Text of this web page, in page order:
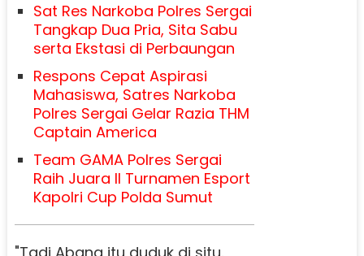
Sat Res Narkoba Polres Sergai
Tangkap Dua Pria, Sita Sabu
serta Ekstasi di Perbaungan
Respons Cepat Aspirasi
Mahasiswa, Satres Narkoba
Polres Sergai Gelar Razia THM
Captain America
Team GAMA Polres Sergai
Raih Juara II Turnamen Esport
Kapolri Cup Polda Sumut